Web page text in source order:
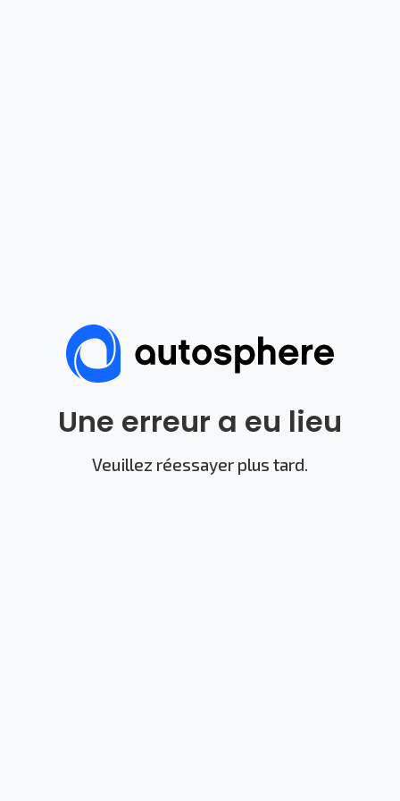
Une erreur a eu lieu
Veuillez réessayer plus tard.